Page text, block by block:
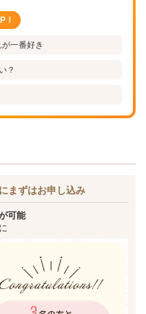
！
一番好き
？
まずはお申し込み
可能